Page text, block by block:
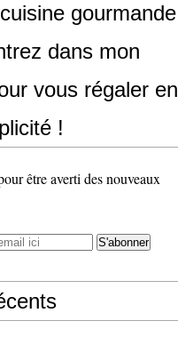
gourmande
dans mon
vous régaler en
!
être averti des nouveaux